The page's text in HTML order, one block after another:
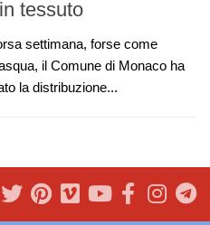
tessuto
settimana, forse come
il Comune di Monaco ha
la distribuzione...